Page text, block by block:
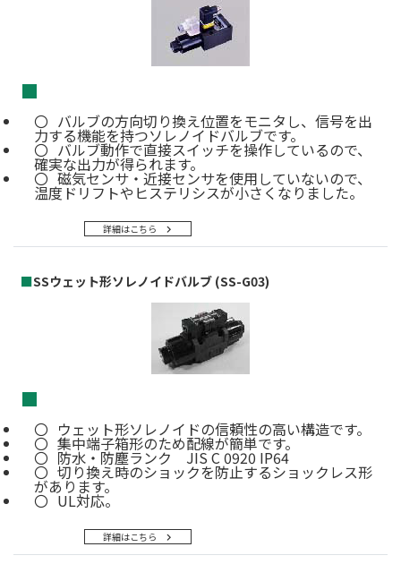
詳細はこちら
■
バルブの方向切り換え位置をモニタし、信号を出
力する機能を持つソレノイドバルブです。
バルブ動作で直接スイッチを操作しているので、
確実な出力が得られます。
磁気センサ・近接センサを使用していないので、
温度ドリフトやヒステリシスが小さくなりました。
■SSウェット形ソレノイドバルブ (SS-G03)
詳細はこちら
■
ウェット形ソレノイドの信頼性の高い構造です。
集中端子箱形のため配線が簡単です。
防水・防塵ランク JIS C 0920 IP64
切り換え時のショックを防止するショックレス形
があります。
UL対応。